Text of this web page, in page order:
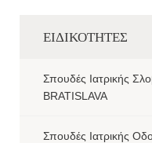
ΕΙΔΙΚΟΤΗΤΕΣ
Σπουδές Ιατρικής
BRATISLAVA
Σπουδές Ιατρικής